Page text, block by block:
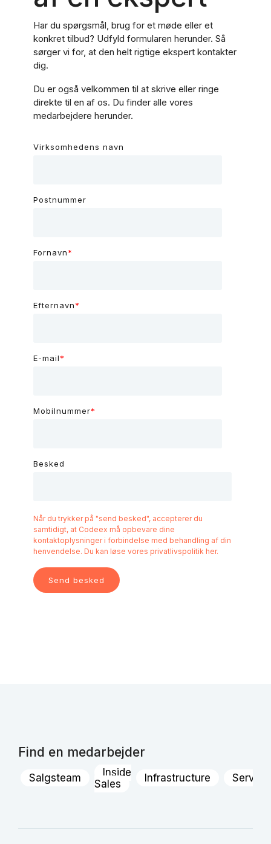
Har du spørgsmål, brug for et møde eller et
konkret tilbud? Udfyld formularen herunder. Så
sørger vi for, at den helt rigtige ekspert kontakter
dig.
Du er også velkommen til at skrive eller ringe
direkte til en af os. Du finder alle vores
medarbejdere herunder.
Virksomhedens navn
Postnummer
Fornavn*
Efternavn*
E-mail*
Mobilnummer*
Besked
Når du trykker på "send besked", accepterer du
samtidigt, at Codeex må opbevare dine
kontaktoplysninger i forbindelse med behandling af din
henvendelse. Du kan løse vores privatlivspolitik her.
Find en medarbejder
Salgsteam
Inside
Sales
Infrastructure